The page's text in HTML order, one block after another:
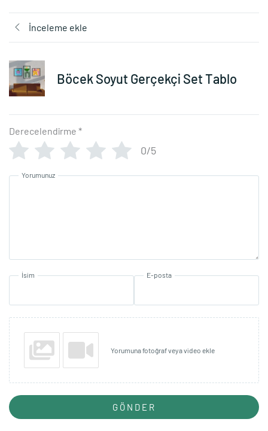
İnceleme ekle
Böcek Soyut Gerçekçi Set Tablo
Derecelendirme *
0/5
Yorumunuz
İsim E-posta
Yorumuna fotoğraf veya video ekle
GÖNDER